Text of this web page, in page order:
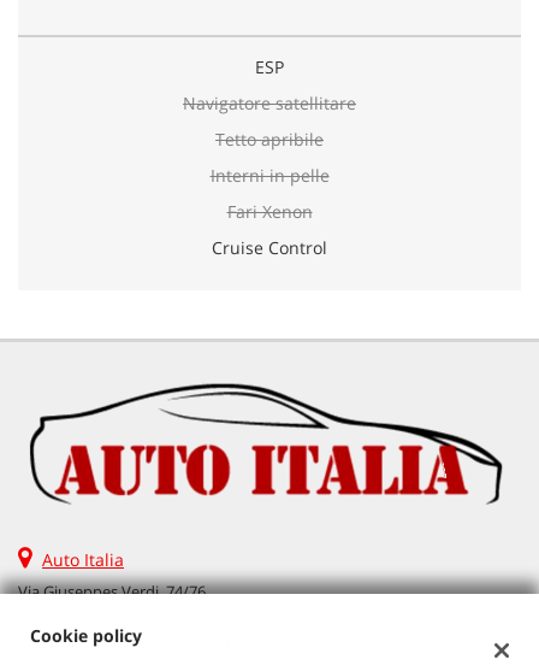
ESP
Navigatore satellitare
Tetto apribile
Interni in pelle
Fari Xenon
Cruise Control
Auto Italia
Via Giuseppes Verdi, 74/76
Telefono:
Cookie policy